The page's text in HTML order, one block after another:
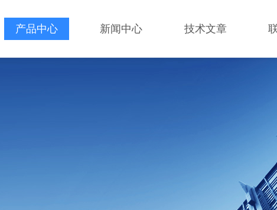
产品中心 新闻中心 技术文章